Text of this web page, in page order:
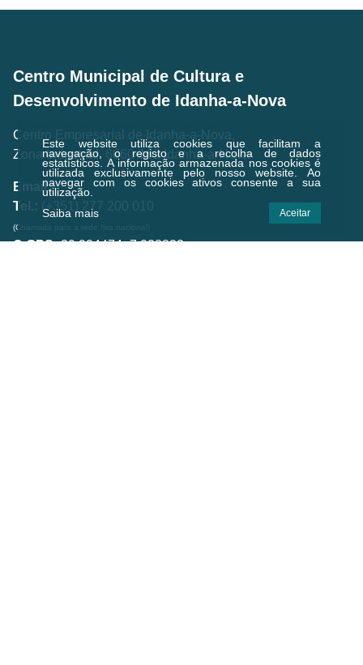
Este website utiliza cookies que facilitam a
navegação, o registo e a recolha de dados
estatísticos.A informação armazenada nos cookies é
utilizada exclusivamente pelo nosso website. Ao
navegar com os cookies ativos consente a sua
utilização.
Saiba mais
Aceitar
Centro Municipal de Cultura e
Desenvolvimento de Idanha-a-Nova
Centro Empresarial de Idanha-a-Nova,
Zona Industrial, 6060-182 Idanha-a-Nova
Email.: geral@cmcd.pt
Tel.: (+351) 277 200 010
(Chamada para a rede fixa nacional)
C.GPS:39.924474,-7.238823